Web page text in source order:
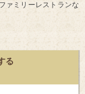
・高等学校、東京女学
多く見かけることがで
あるため、駅前の商業
ポットなどは、物価が
ァミリーレストランな